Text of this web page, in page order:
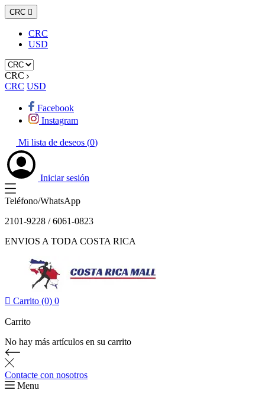
CRC 
CRC
USD
CRC
CRC USD
Facebook
Instagram
Mi lista de deseos (0)
Iniciar sesión
Teléfono/WhatsApp
2101-9228 / 6061-0823
ENVIOS A TODA COSTA RICA
 Carrito (0) 0
Carrito
No hay más artículos en su carrito
Contacte con nosotros
Menu